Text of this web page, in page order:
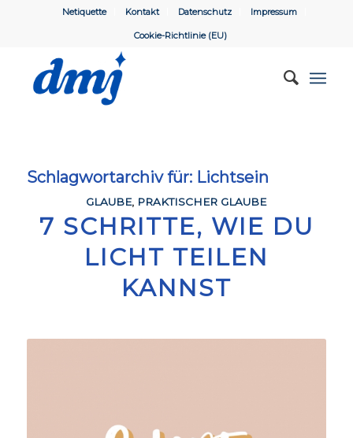
Netiquette Kontakt Datenschutz Impressum
Cookie-Richtlinie (EU)
Schlagwortarchiv für: Lichtsein
GLAUBE, PRAKTISCHER GLAUBE
7 SCHRITTE, WIE DU
LICHT TEILEN
KANNST